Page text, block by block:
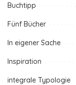
Buchtipp
Fünf Bücher
In eigener Sache
Inspiration
integrale Typologie